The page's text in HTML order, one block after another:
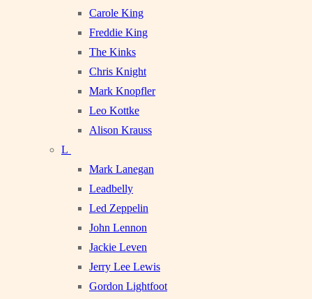
Carole King
Freddie King
The Kinks
Chris Knight
Mark Knopfler
Leo Kottke
Alison Krauss
L
Mark Lanegan
Leadbelly
Led Zeppelin
John Lennon
Jackie Leven
Jerry Lee Lewis
Gordon Lightfoot